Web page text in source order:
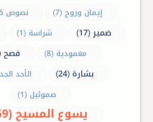
إيمان وروح (7) نصوص
ضمير (17) شراسة (1)
معمودية (8)
فصح
بشارة (24)
الأحد
صموئيل (1)
يسوع المسيح (169)